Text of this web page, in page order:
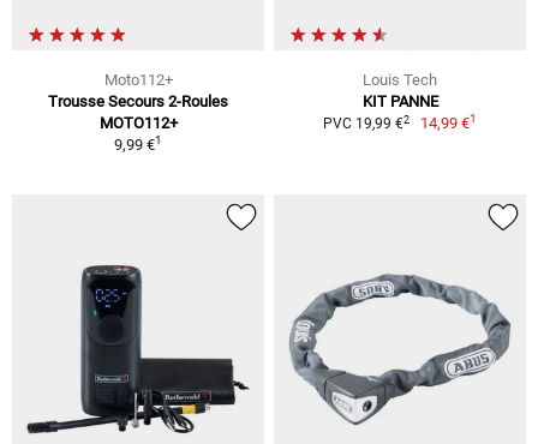
Moto112+
Trousse Secours 2-Roules
MOTO112+
9,99 €1
Louis Tech
KIT PANNE
PVC 19,99 €2 14,99 €1